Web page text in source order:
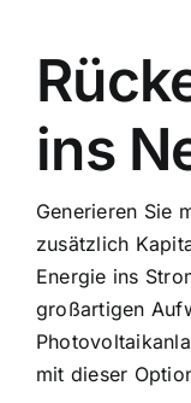
ins
Generieren Sie
zusätzlich
Energie ins
großartigen
mit dieser